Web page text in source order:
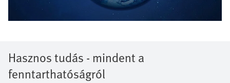
Hasznos tudás - mindent a
fenntarthatóságról